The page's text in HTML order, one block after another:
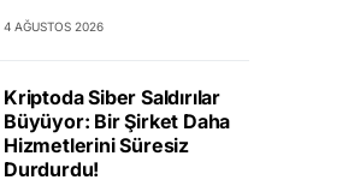
4 AĞUSTOS 2026
Kriptoda Siber Saldırılar
Büyüyor: Bir Şirket Daha
Hizmetlerini Süresiz
Durdurdu!